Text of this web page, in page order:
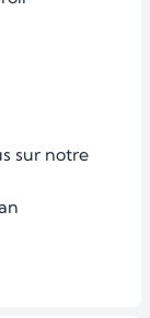
sur notre